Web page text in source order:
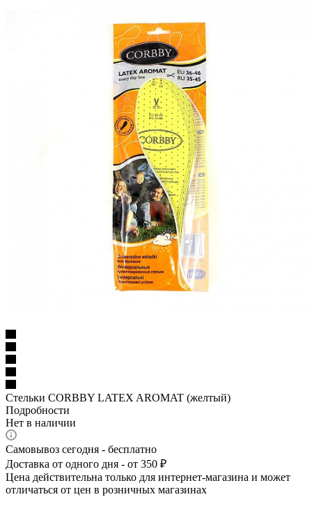
Стельки CORBBY LATEX AROMAT (желтый)
Подробности
Нет в наличии
Самовывоз сегодня - бесплатно
Доставка от одного дня - от 350 ₽
Цена действительна только для интернет-магазина и может
отличаться от цен в розничных магазинах